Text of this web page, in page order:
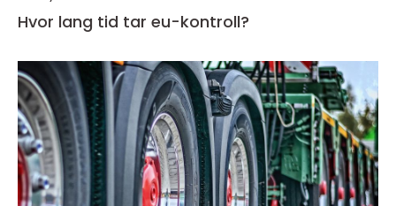
Hvor lang tid tar eu-kontroll?